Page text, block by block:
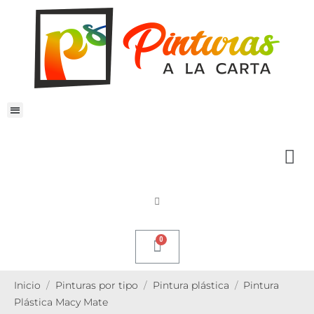
Inicio Pinturas por tipo Pintura plástica
Pintura
Plástica Macy Mate